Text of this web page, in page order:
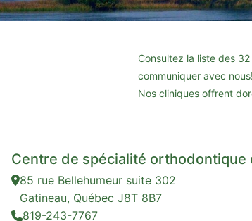
Consultez la liste des
communiquer avec nous!
Nos cliniques offrent
Centre de spécialité orthodontique
85 rue Bellehumeur suite 302
Gatineau, Québec J8T 8B7
819-243-7767